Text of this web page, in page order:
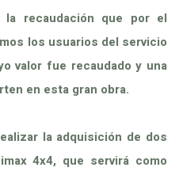
recaudación que por el
los usuarios del servicio
valor fue recaudado y una
en esta gran obra.
la adquisición de dos
4x4, que servirá como